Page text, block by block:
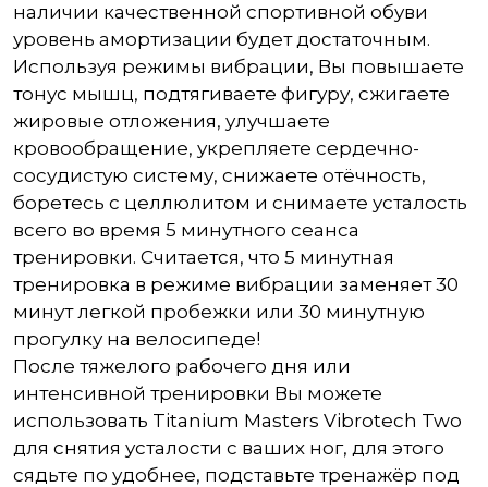
наличии качественной спортивной обуви
уровень амортизации будет достаточным.
Используя режимы вибрации, Вы повышаете
тонус мышц, подтягиваете фигуру, сжигаете
жировые отложения, улучшаете
кровообращение, укрепляете сердечно-
сосудистую систему, снижаете отёчность,
боретесь с целлюлитом и снимаете усталость
всего во время 5 минутного сеанса
тренировки. Считается, что 5 минутная
тренировка в режиме вибрации заменяет 30
минут легкой пробежки или 30 минутную
прогулку на велосипеде!
После тяжелого рабочего дня или
интенсивной тренировки Вы можете
использовать Titanium Masters Vibrotech Two
для снятия усталости с ваших ног, для этого
сядьте по удобнее, подставьте тренажёр под